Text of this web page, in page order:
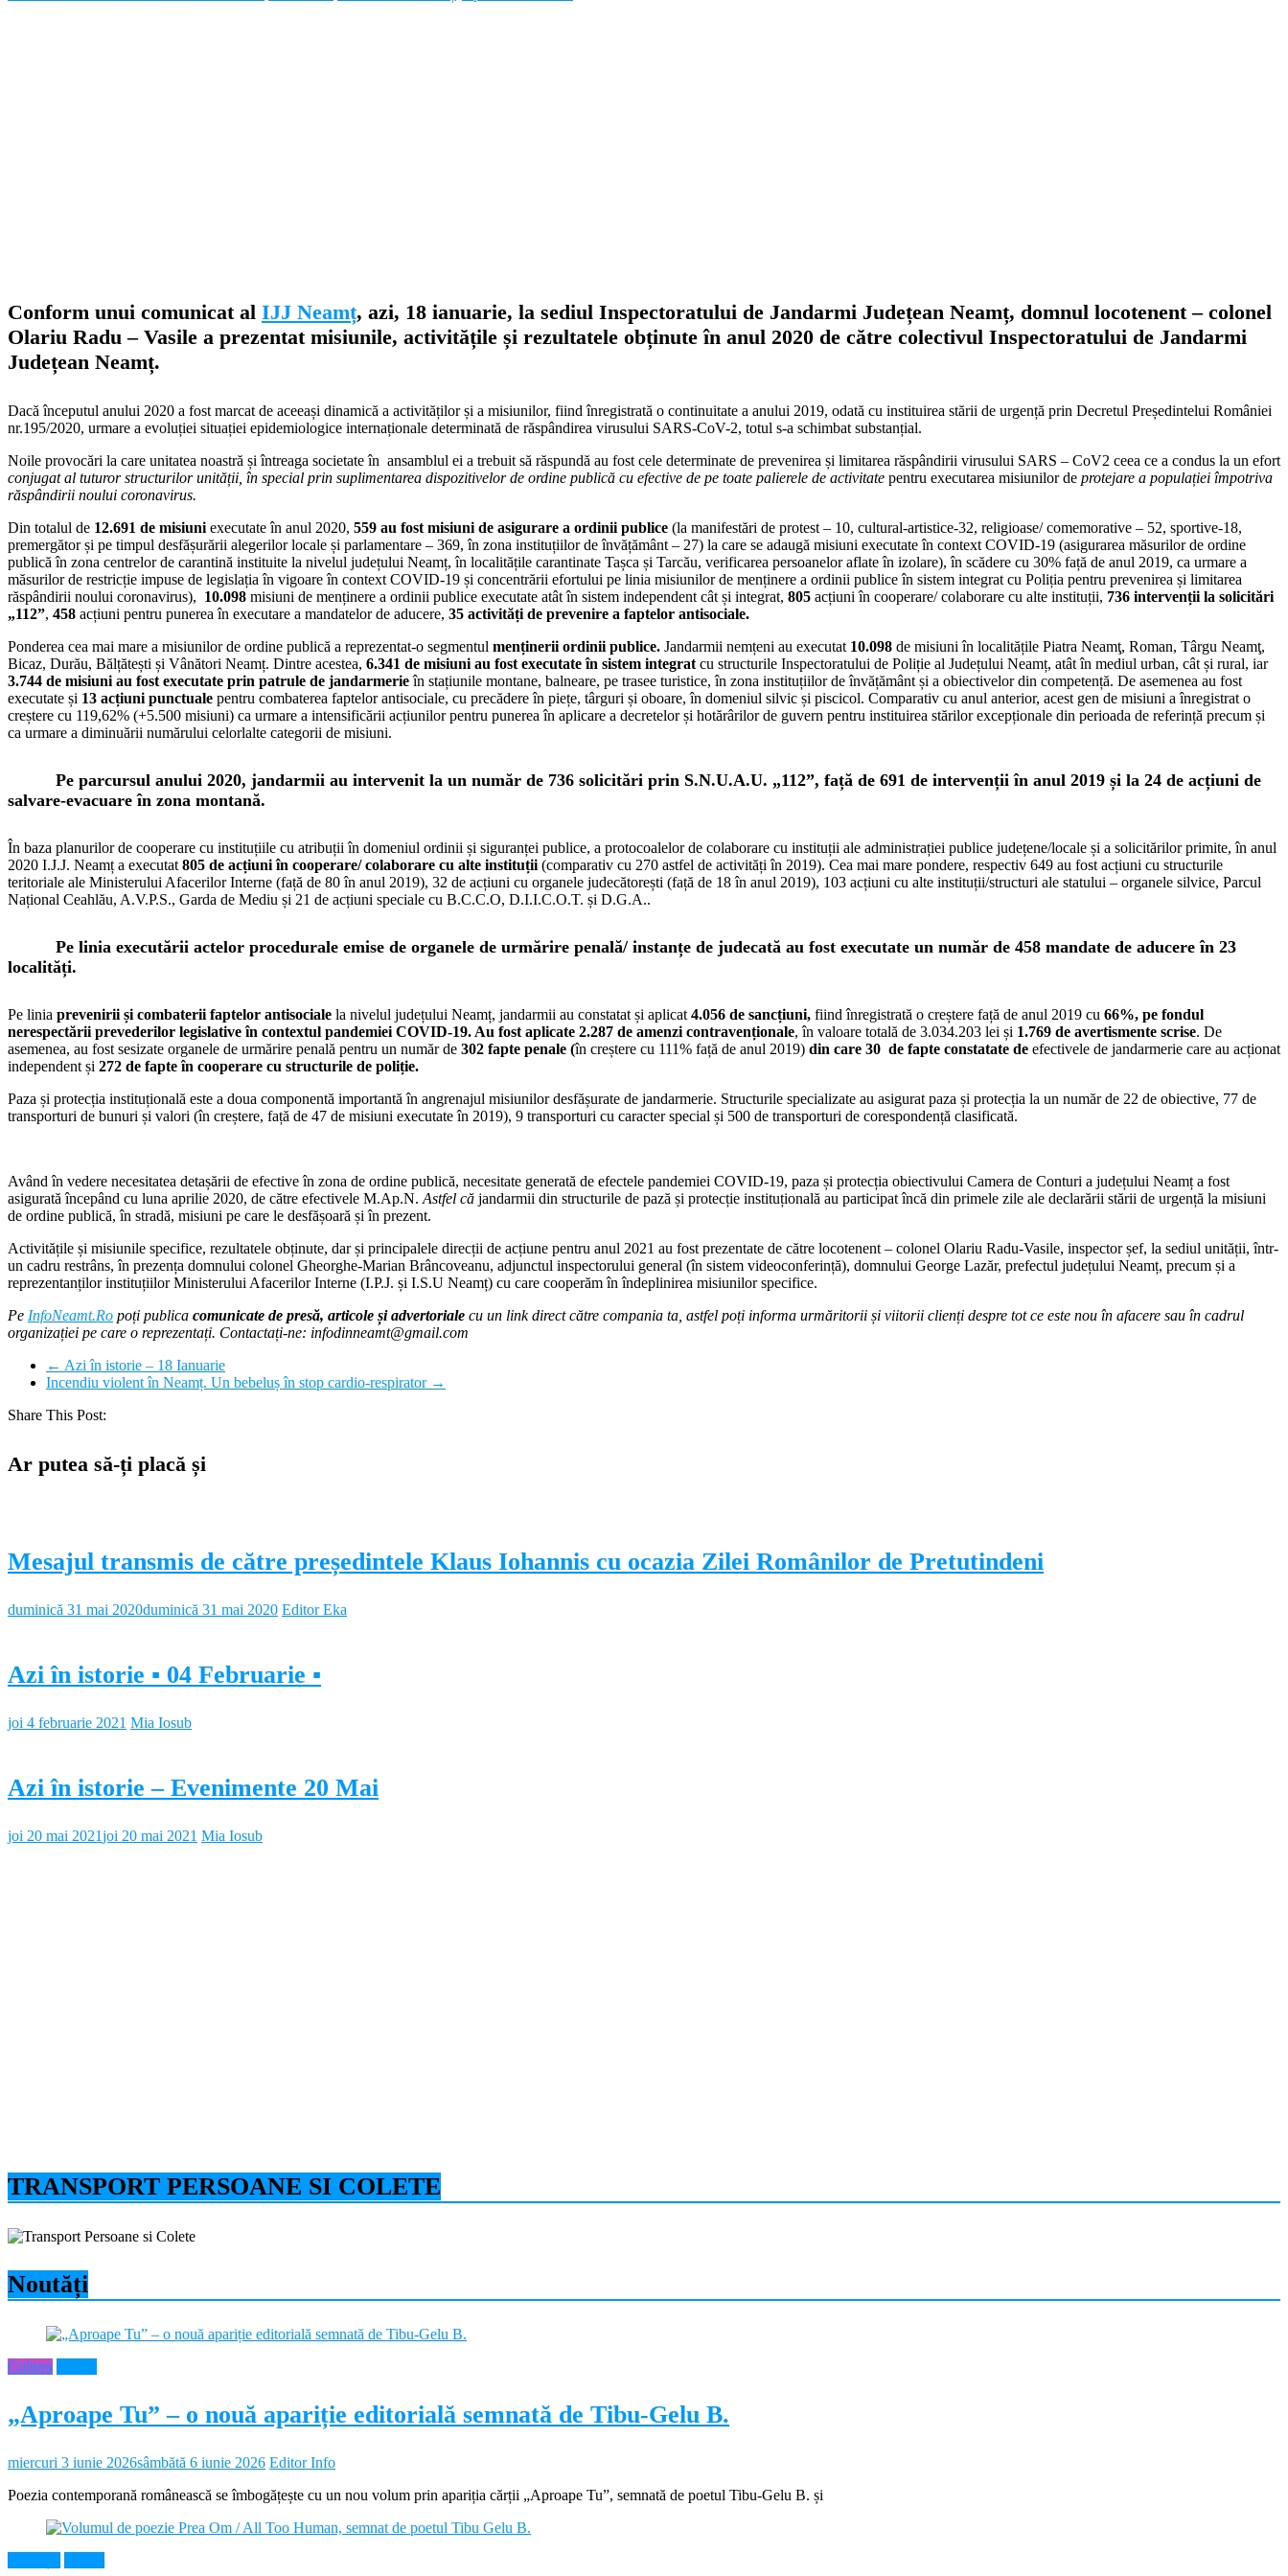
Conform unui comunicat al IJJ Neamț, azi, 18 ianuarie, la sediul Inspectoratului de Jandarmi Județean Neamț, domnul locotenent – colonel
Olariu Radu – Vasile a prezentat misiunile, activitățile și rezultatele obținute în anul 2020 de către colectivul Inspectoratului de Jandarmi
Județean Neamț.
Dacă începutul anului 2020 a fost marcat de aceeași dinamică a activităților și a misiunilor, fiind înregistrată o continuitate a anului 2019, odată cu instituirea stării de urgență prin Decretul Președintelui României
nr.195/2020, urmare a evoluției situației epidemiologice internaționale determinată de răspândirea virusului SARS-CoV-2, totul s-a schimbat substanțial.
Noile provocări la care unitatea noastră și întreaga societate în ansamblul ei a trebuit să răspundă au fost cele determinate de prevenirea și limitarea răspândirii virusului SARS – CoV2 ceea ce a condus la un efort
conjugat al tuturor structurilor unității, în special prin suplimentarea dispozitivelor de ordine publică cu efective de pe toate palierele de activitate pentru executarea misiunilor de protejare a populației împotriva
răspândirii noului coronavirus.
Din totalul de 12.691 de misiuni executate în anul 2020, 559 au fost misiuni de asigurare a ordinii publice (la manifestări de protest – 10, cultural-artistice-32, religioase/ comemorative – 52, sportive-18,
premergător și pe timpul desfășurării alegerilor locale și parlamentare – 369, în zona instituțiilor de învățământ – 27) la care se adaugă misiuni executate în context COVID-19 (asigurarea măsurilor de ordine
publică în zona centrelor de carantină instituite la nivelul județului Neamț, în localitățile carantinate Tașca și Tarcău, verificarea persoanelor aflate în izolare), în scădere cu 30% față de anul 2019, ca urmare a
măsurilor de restricție impuse de legislația în vigoare în context COVID-19 și concentrării efortului pe linia misiunilor de menținere a ordinii publice în sistem integrat cu Poliția pentru prevenirea și limitarea
răspândirii noului coronavirus), 10.098 misiuni de menținere a ordinii publice executate atât în sistem independent cât și integrat, 805 acțiuni în cooperare/ colaborare cu alte instituții, 736 intervenții la solicitări
„112”, 458 acțiuni pentru punerea în executare a mandatelor de aducere, 35 activități de prevenire a faptelor antisociale.
Ponderea cea mai mare a misiunilor de ordine publică a reprezentat-o segmentul menținerii ordinii publice. Jandarmii nemțeni au executat 10.098 de misiuni în localitățile Piatra Neamţ, Roman, Târgu Neamţ,
Bicaz, Durău, Bălțătești și Vânători Neamț. Dintre acestea, 6.341 de misiuni au fost executate în sistem integrat cu structurile Inspectoratului de Poliție al Județului Neamț, atât în mediul urban, cât și rural, iar
3.744 de misiuni au fost executate prin patrule de jandarmerieîn stațiunile montane, balneare, pe trasee turistice, în zona instituțiilor de învățământ și a obiectivelor din competență. De asemenea au fost
executate și 13 acțiuni punctuale pentru combaterea faptelor antisociale, cu precădere în piețe, târguri și oboare, în domeniul silvic și piscicol. Comparativ cu anul anterior, acest gen de misiuni a înregistrat o
creștere cu 119,62% (+5.500 misiuni) ca urmare a intensificării acțiunilor pentru punerea în aplicare a decretelor și hotărârilor de guvern pentru instituirea stărilor excepționale din perioada de referință precum și
ca urmare a diminuării numărului celorlalte categorii de misiuni.
Pe parcursul anului 2020, jandarmii au intervenit la un număr de 736 solicitări prin S.N.U.A.U. „112”, față de 691 de intervenții în anul 2019 și la 24 de acțiuni de
salvare-evacuare în zona montană.
În baza planurilor de cooperare cu instituțiile cu atribuții în domeniul ordinii și siguranței publice, a protocoalelor de colaborare cu instituții ale administrației publice județene/locale și a solicitărilor primite, în anul
2020 I.J.J. Neamț a executat 805 de acțiuni în cooperare/ colaborare cu alte instituții (comparativ cu 270 astfel de activități în 2019). Cea mai mare pondere, respectiv 649 au fost acțiuni cu structurile
teritoriale ale Ministerului Afacerilor Interne (față de 80 în anul 2019), 32 de acțiuni cu organele judecătorești (față de 18 în anul 2019), 103 acțiuni cu alte instituții/structuri ale statului – organele silvice, Parcul
Național Ceahlău, A.V.P.S., Garda de Mediu și 21 de acțiuni speciale cu B.C.C.O, D.I.I.C.O.T. și D.G.A..
Pe linia executării actelor procedurale emise de organele de urmărire penală/ instanțe de judecată au fost executate un număr de 458 mandate de aducere în 23
localități.
Pe linia prevenirii și combaterii faptelor antisociale la nivelul județului Neamț, jandarmii au constatat și aplicat 4.056 de sancțiuni, fiind înregistrată o creștere față de anul 2019 cu 66%, pe fondul
nerespectării prevederilor legislative în contextul pandemiei COVID-19. Au fost aplicate 2.287 de amenzi contravenționale, în valoare totală de 3.034.203 lei și 1.769 de avertismente scrise. De
asemenea, au fost sesizate organele de urmărire penală pentru un număr de 302 fapte penale (în creștere cu 111% față de anul 2019) din care 30 de fapte constatate de efectivele de jandarmerie care au acționat
independent și 272 de fapte în cooperare cu structurile de poliție.
Paza și protecția instituțională este a doua componentă importantă în angrenajul misiunilor desfășurate de jandarmerie. Structurile specializate au asigurat paza și protecția la un număr de 22 de obiective, 77 de
transporturi de bunuri și valori (în creștere, față de 47 de misiuni executate în 2019), 9 transporturi cu caracter special și 500 de transporturi de corespondență clasificată.
Având în vedere necesitatea detașării de efective în zona de ordine publică, necesitate generată de efectele pandemiei COVID-19, paza și protecția obiectivului Camera de Conturi a județului Neamț a fost
asigurată începând cu luna aprilie 2020, de către efectivele M.Ap.N. Astfel că jandarmii din structurile de pază și protecție instituțională au participat încă din primele zile ale declarării stării de urgență la misiuni
de ordine publică, în stradă, misiuni pe care le desfășoară și în prezent.
Activitățile și misiunile specifice, rezultatele obținute, dar și principalele direcții de acțiune pentru anul 2021 au fost prezentate de către locotenent – colonel Olariu Radu-Vasile, inspector șef, la sediul unității, într-
un cadru restrâns, în prezența domnului colonel Gheorghe-Marian Brâncoveanu, adjunctul inspectorului general (în sistem videoconferință), domnului George Lazăr, prefectul județului Neamț, precum și a
reprezentanților instituțiilor Ministerului Afacerilor Interne (I.P.J. și I.S.U Neamț) cu care cooperăm în îndeplinirea misiunilor specifice.
Pe InfoNeamt.Ro poți publica comunicate de presă, articole și advertoriale cu un link direct către compania ta, astfel poți informa urmăritorii și viitorii clienți despre tot ce este nou în afacere sau în cadrul
organizației pe care o reprezentați. Contactați-ne: infodinneamt@gmail.com
← Azi în istorie – 18 Ianuarie
Incendiu violent în Neamț. Un bebeluș în stop cardio-respirator →
Share This Post:
Ar putea să-ți placă și
Mesajul transmis de către președintele Klaus Iohannis cu ocazia Zilei Românilor de Pretutindeni
duminică 31 mai 2020duminică 31 mai 2020 Editor Eka
Azi în istorie ▪ 04 Februarie ▪
joi 4 februarie 2021 Mia Iosub
Azi în istorie – Evenimente 20 Mai
joi 20 mai 2021joi 20 mai 2021 Mia Iosub
TRANSPORT PERSOANE SI COLETE
Noutăți
Cultura
„Aproape Tu” – o nouă apariție editorială semnată de Tibu-Gelu B.
miercuri 3 iunie 2026sâmbătă 6 iunie 2026 Editor Info
Poezia contemporană românească se îmbogățește cu un nou volum prin apariția cărții „Aproape Tu”, semnată de poetul Tibu-Gelu B. și